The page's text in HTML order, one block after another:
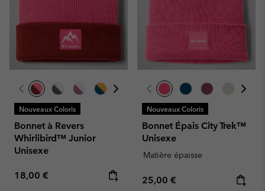
Nouveaux Coloris
Bonnet à Revers
Whirlibird™ Junior
Unisexe
Regular price:
18,00 €
Nouveaux Coloris
Bonnet Épais City Trek™
Unisexe
Matière épaisse
Regular price:
25,00 €